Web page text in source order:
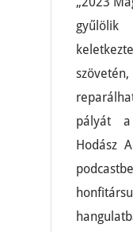
gyűlölik
pályát a
Hodász